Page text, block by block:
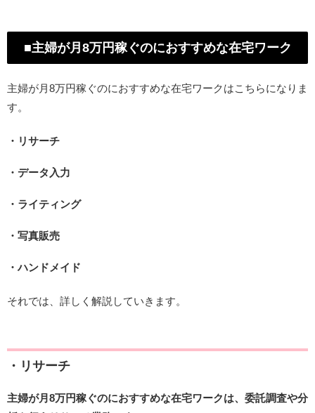
■主婦が月8万円稼ぐのにおすすめな在宅ワーク
主婦が月8万円稼ぐのにおすすめな在宅ワークはこちらになりま
す。
・リサーチ
・データ入力
・ライティング
・写真販売
・ハンドメイド
それでは、詳しく解説していきます。
・リサーチ
主婦が月8万円稼ぐのにおすすめな在宅ワークは、委託調査や分